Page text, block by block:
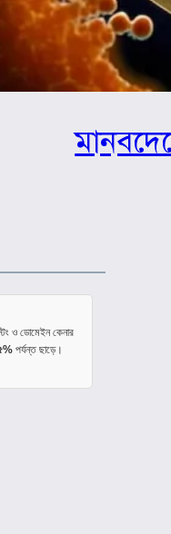
ও ডোমেইন কেনার
পর্যন্ত ছাড়ে।